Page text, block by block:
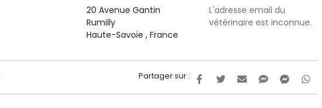
20 Avenue Gantin
Rumilly
Haute-Savoie , France
L'adresse email du
vétérinaire est inconnue.
Partager sur :